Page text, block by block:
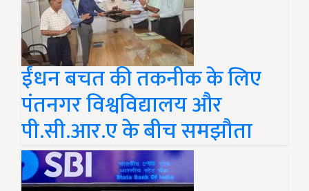
ईंधन बचत की तकनीक के लिए
पंतनगर विश्वविद्यालय और
पी.सी.आर.ए के बीच समझौता